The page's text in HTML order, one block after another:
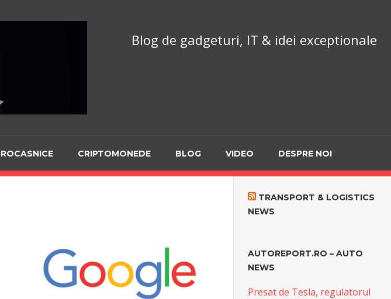
TechnoReport.ro
Blog de gadgeturi, IT & idei exceptionale
CRIPTOMONEDE BLOG VIDEO DESPRE NOI
TRANSPORT & LOGISTICS
NEWS
AUTOREPORT.RO – AUTO
NEWS
Presat de Tesla, regulatorul